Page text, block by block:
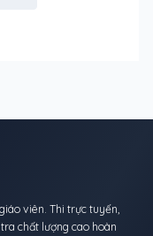
viên. Thi trực tuyến,
chất lượng cao hoàn